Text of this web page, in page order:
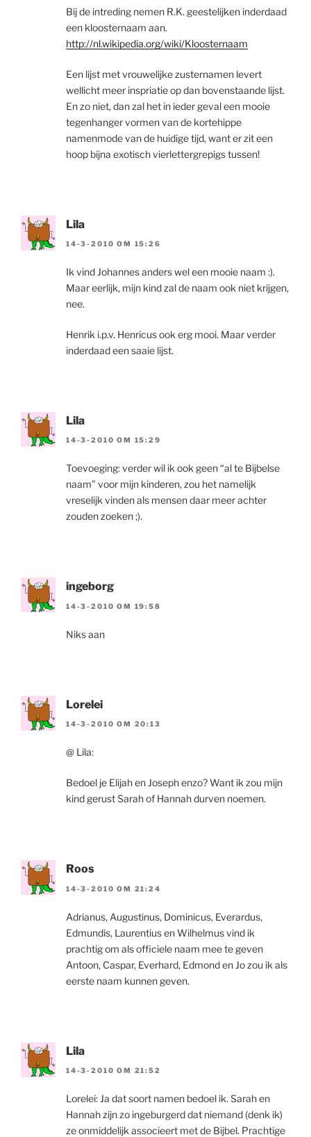
Bij de intreding nemen R.K. geestelijken inderdaad
een kloosternaam aan.
http://nl.wikipedia.org/wiki/Kloosternaam
Een lijst met vrouwelijke zusternamen levert
wellicht meer inspriatie op dan bovenstaande lijst.
En zo niet, dan zal het in ieder geval een mooie
tegenhanger vormen van de kortehippe
namenmode van de huidige tijd, want er zit een
hoop bijna exotisch vierlettergrepigs tussen!
Lila
14-3-2010 OM 15:26
Ik vind Johannes anders wel een mooie naam :).
Maar eerlijk, mijn kind zal de naam ook niet krijgen,
nee.
Henrik i.p.v. Henricus ook erg mooi. Maar verder
inderdaad een saaie lijst.
Lila
14-3-2010 OM 15:29
Toevoeging: verder wil ik ook geen “al te Bijbelse
naam” voor mijn kinderen, zou het namelijk
vreselijk vinden als mensen daar meer achter
zouden zoeken ;).
ingeborg
14-3-2010 OM 19:58
Niks aan
Lorelei
14-3-2010 OM 20:13
@ Lila:
Bedoel je Elijah en Joseph enzo? Want ik zou mijn
kind gerust Sarah of Hannah durven noemen.
Roos
14-3-2010 OM 21:24
Adrianus, Augustinus, Dominicus, Everardus,
Edmundis, Laurentius en Wilhelmus vind ik
prachtig om als officiele naam mee te geven
Antoon, Caspar, Everhard, Edmond en Jo zou ik als
eerste naam kunnen geven.
Lila
14-3-2010 OM 21:52
Lorelei: Ja dat soort namen bedoel ik. Sarah en
Hannah zijn zo ingeburgerd dat niemand (denk ik)
ze onmiddelijk associeert met de Bijbel. Prachtige